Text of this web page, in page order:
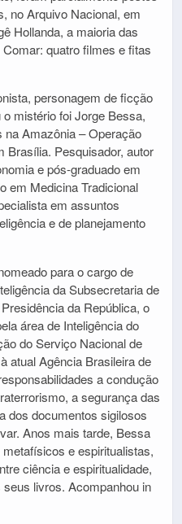
no Arquivo Nacional, em
Hollanda, a maioria das
quatro filmes e fitas
personagem de ficção
mistério foi Jorge Bessa,
Amazônia – Operação
Brasília. Pesquisador, autor
e pós-graduado em
em Medicina Tradicional
em assuntos
e de planejamento
para o cargo de
da Subsecretaria de
da República, o
área de Inteligência do
do Serviço Nacional de
atual Agência Brasileira de
a condução
a segurança das
dos documentos sigilosos
Anos mais tarde, Bessa
e espiritualistas,
ciência e espiritualidade,
livros. Acompanhou in